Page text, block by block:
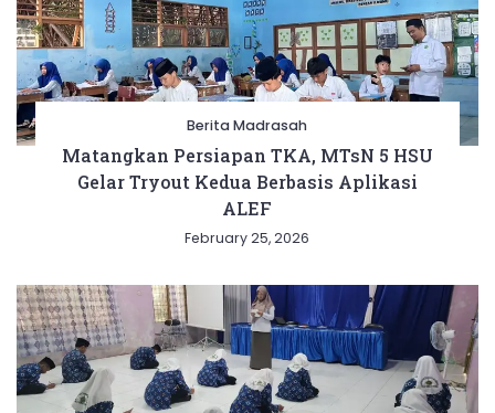
Berita Madrasah
Matangkan Persiapan TKA, MTsN 5 HSU
Gelar Tryout Kedua Berbasis Aplikasi
ALEF
February 25, 2026